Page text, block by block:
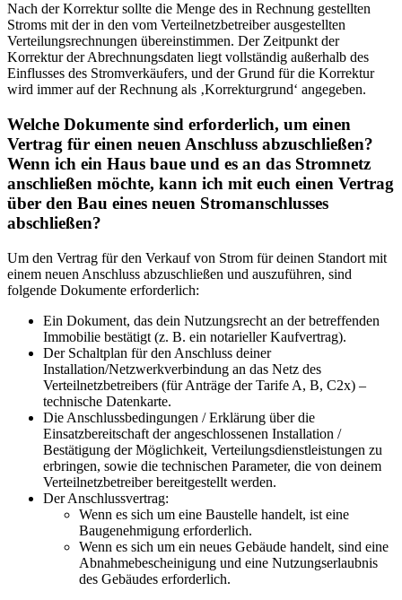
Nach der Korrektur sollte die Menge des in Rechnung gestellten
Stroms mit der in den vom Verteilnetzbetreiber ausgestellten
Verteilungsrechnungen übereinstimmen. Der Zeitpunkt der
Korrektur der Abrechnungsdaten liegt vollständig außerhalb des
Einflusses des Stromverkäufers, und der Grund für die Korrektur
wird immer auf der Rechnung als ‚Korrekturgrund‘ angegeben.
Welche Dokumente sind erforderlich, um einen
Vertrag für einen neuen Anschluss abzuschließen?
Wenn ich ein Haus baue und es an das Stromnetz
anschließen möchte, kann ich mit euch einen Vertrag
über den Bau eines neuen Stromanschlusses
abschließen?
Um den Vertrag für den Verkauf von Strom für deinen Standort mit
einem neuen Anschluss abzuschließen und auszuführen, sind
folgende Dokumente erforderlich:
Ein Dokument, das dein Nutzungsrecht an der betreffenden
Immobilie bestätigt (z. B. ein notarieller Kaufvertrag).
Der Schaltplan für den Anschluss deiner
Installation/Netzwerkverbindung an das Netz des
Verteilnetzbetreibers (für Anträge der Tarife A, B, C2x) –
technische Datenkarte.
Die Anschlussbedingungen / Erklärung über die
Einsatzbereitschaft der angeschlossenen Installation /
Bestätigung der Möglichkeit, Verteilungsdienstleistungen zu
erbringen, sowie die technischen Parameter, die von deinem
Verteilnetzbetreiber bereitgestellt werden.
Der Anschlussvertrag:
Wenn es sich um eine Baustelle handelt, ist eine
Baugenehmigung erforderlich.
Wenn es sich um ein neues Gebäude handelt, sind eine
Abnahmebescheinigung und eine Nutzungserlaubnis
des Gebäudes erforderlich.